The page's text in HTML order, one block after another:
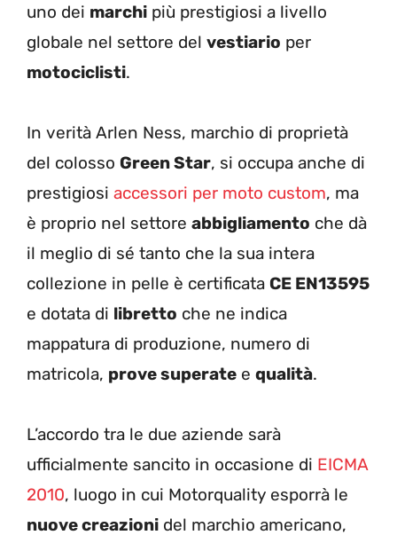
uno dei marchi più prestigiosi a livello
globale nel settore del vestiario per
motociclisti.
In verità Arlen Ness, marchio di proprietà
del colosso Green Star, si occupa anche di
prestigiosi accessori per moto custom, ma
è proprio nel settore abbigliamento che dà
il meglio di sé tanto che la sua intera
collezione in pelle è certificata CE EN13595
e dotata di libretto che ne indica
mappatura di produzione, numero di
matricola, prove superate e qualità.
L’accordo tra le due aziende sarà
ufficialmente sancito in occasione di EICMA
2010, luogo in cui Motorquality esporrà le
nuove creazioni del marchio americano,